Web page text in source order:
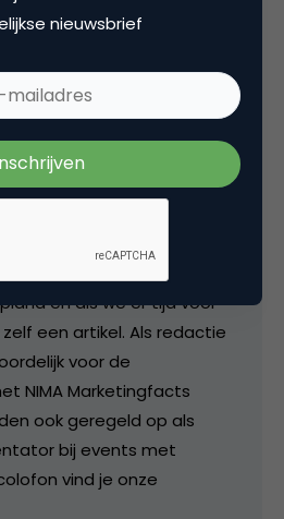
en als we er tijd voor
een artikel. Als redactie
voor de
NIMA Marketingfacts
ook geregeld op als
bij events met
vind je onze
nieuwsbrief